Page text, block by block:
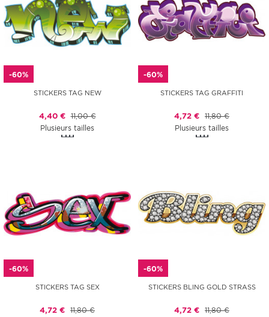
-60%
STICKERS TAG NEW
4,40 € 11,00 €
Plusieurs tailles
-60%
STICKERS TAG GRAFFITI
4,72 € 11,80 €
Plusieurs tailles
-60%
STICKERS TAG SEX
4,72 € 11,80 €
-60%
STICKERS BLING GOLD STRASS
4,72 € 11,80 €